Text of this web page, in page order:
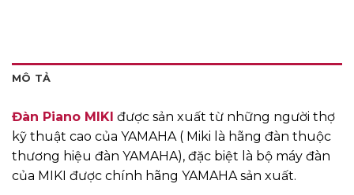
MÔ TẢ
Đàn Piano MIKI được sản xuất từ những người thợ
kỹ thuật cao của YAMAHA ( Miki là hãng đàn thuộc
thương hiệu đàn YAMAHA), đặc biệt là bộ máy đàn
của MIKI được chính hãng YAMAHA sản xuất.